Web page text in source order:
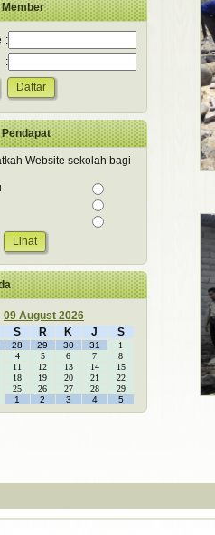
:
:
Website sekolah bagi
Lihat
09 August 2026
S R K J S
28 29 30 31
1
4 5 6 7
8
11 12 13 14
15
18 19 20 21
22
25 26 27 28
29
1 2 3 4 5